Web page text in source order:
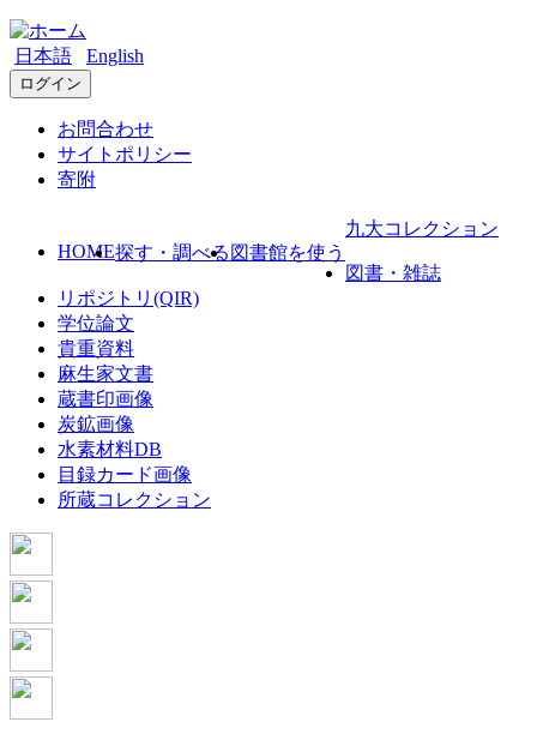
日本語 English
ログイン
お問合わせ
サイトポリシー
寄附
HOME探す・調べる 図書館を使う
九大コレクション
図書・雑誌
リポジトリ(QIR)
学位論文
貴重資料
麻生家文書
蔵書印画像
炭鉱画像
水素材料DB
目録カード画像
所蔵コレクション